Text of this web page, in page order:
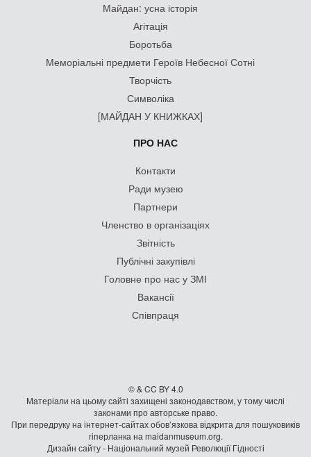
Майдан: усна історія
Агітація
Боротьба
Меморіальні предмети Героїв Небесної Сотні
Творчість
Символіка
[МАЙДАН У КНИЖКАХ]
ПРО НАС
Контакти
Ради музею
Партнери
Членство в організаціях
Звітність
Публічні закупівлі
Головне про нас у ЗМІ
Вакансії
Співпраця
© & CC BY 4.0
Матеріали на цьому сайті захищені законодавством, у тому числі
законами про авторське право.
При передруку на iнтернет-сайтах обов’язкова відкрита для пошуковиків
гiперланка на maidanmuseum.org.
Дизайн сайту - Національний музей Революції Гідності